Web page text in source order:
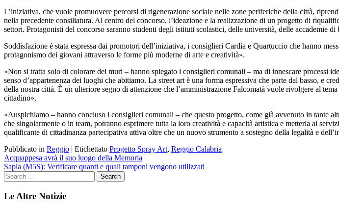
L’iniziativa, che vuole promuovere percorsi di rigenerazione sociale nelle zone periferiche della città,
nella precedente consiliatura. Al centro del concorso, l’ideazione e la realizzazione di un progetto di
settori. Protagonisti del concorso saranno studenti degli istituti scolastici, delle università, delle accademie
Soddisfazione è stata espressa dai promotori dell’iniziativa, i consiglieri Cardia e Quartuccio che hanno
protagonismo dei giovani attraverso le forme più moderne di arte e creatività».
«Non si tratta solo di colorare dei muri – hanno spiegato i consiglieri comunali – ma di innescare processi
senso d’appartenenza dei luoghi che abitiamo. La street art è una forma espressiva che parte dal basso, e
della nostra città. È un ulteriore segno di attenzione che l’amministrazione Falcomatà vuole rivolgere al
cittadino».
«Auspichiamo – hanno concluso i consiglieri comunali – che questo progetto, come già avvenuto in tante
che singolarmente o in team, potranno esprimere tutta la loro creatività e capacità artistica e metterla al
qualificante di cittadinanza partecipativa attiva oltre che un nuovo strumento a sostegno della legalità e
Pubblicato in Reggio | Etichettato Progetto Spray Art, Reggio Calabria
Navigazione
articoli
Acquappesa avrà il suo luogo della Memoria
Sapia (M5S): Verificare quanti e quali tamponi vengono utilizzati
Le Altre Notizie